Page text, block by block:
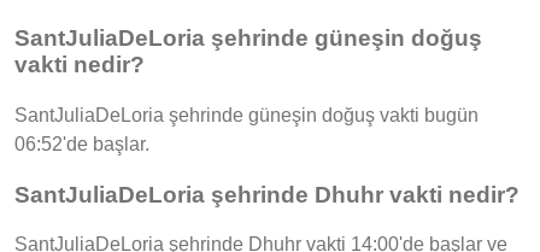
SantJuliaDeLoria şehrinde güneşin doğuş
vakti nedir?
SantJuliaDeLoria şehrinde güneşin doğuş vakti bugün
06:52'de başlar.
SantJuliaDeLoria şehrinde Dhuhr vakti nedir?
SantJuliaDeLoria şehrinde Dhuhr vakti 14:00'de başlar ve